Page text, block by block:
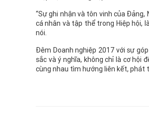
“Sự ghi nhận và tôn vinh của
cá nhân và tập thể trong Hiệp hội,
nói.
Đêm Doanh nghiệp 2017 với sự
sắc và ý nghĩa, không chỉ là cơ hội
cùng nhau tìm hướng liên kết, phát